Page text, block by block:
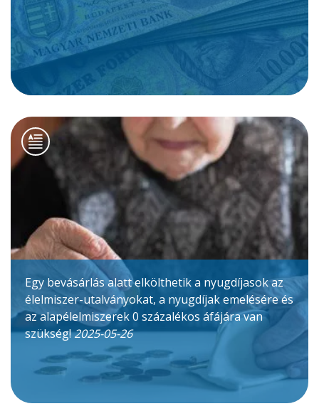
Egy bevásárlás alatt elkölthetik a nyugdíjasok az
élelmiszer-utalványokat, a nyugdíjak emelésére és
az alapélelmiszerek 0 százalékos áfájára van
szükség!2025-05-26